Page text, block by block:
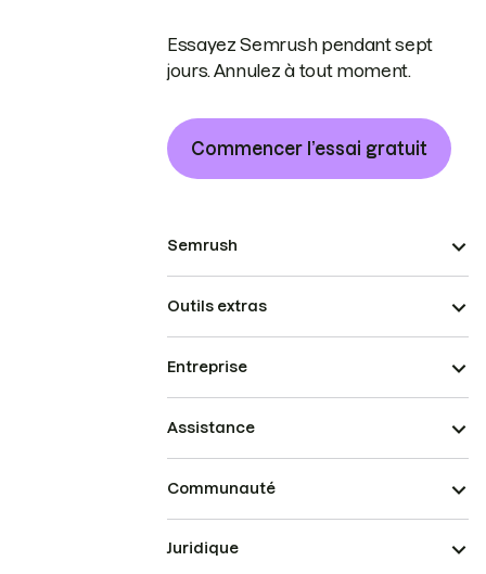
Essayez Semrush pendant sept
jours. Annulez à tout moment.
Commencer l’essai gratuit
Semrush
Outils extras
Entreprise
Assistance
Communauté
Juridique